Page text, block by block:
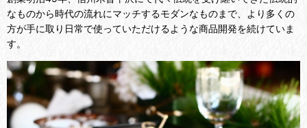
なものから時代の流れにマッチするモダンなものまで、より多くの
方が手に取り日常で使っていただけるような商品開発を続けていま
す。